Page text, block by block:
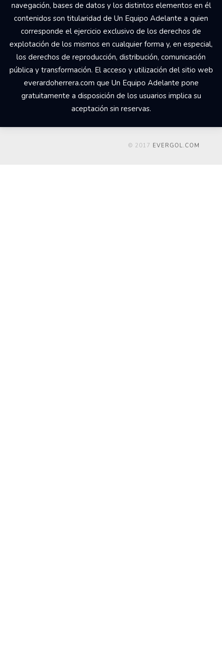
navegación, bases de datos y los distintos elementos en él
contenidos son titularidad de Un Equipo Adelante a quien
corresponde el ejercicio exclusivo de los derechos de
explotación de los mismos en cualquier forma y, en especial,
los derechos de reproducción, distribución, comunicación
pública y transformación. El acceso y utilización del sitio web
everardoherrera.com que Un Equipo Adelante pone
gratuitamente a disposición de los usuarios implica su
aceptación sin reservas.
© 2017 EVERGOL.COM